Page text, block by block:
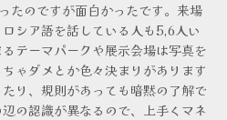
たのですが面白かったです。来場
シア語を話している人も5,6人い
テーマパークや展示会場は写真を
ゃダメとか色々決まりがあります
り、規則があっても暗黙の了解で
の認識が異なるので、上手くマネ